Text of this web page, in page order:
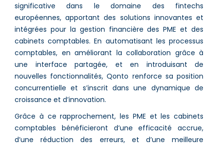
significative dans le domaine des fintechs
européennes, apportant des solutions innovantes et
intégrées pour la gestion financière des PME et des
cabinets comptables. En automatisant les processus
comptables, en améliorant la collaboration grâce à
une interface partagée, et en introduisant de
nouvelles fonctionnalités, Qonto renforce sa position
concurrentielle et s’inscrit dans une dynamique de
croissance et d’innovation.
Grâce à ce rapprochement, les PME et les cabinets
comptables bénéficieront d’une efficacité accrue,
d’une réduction des erreurs, et d’une meilleure